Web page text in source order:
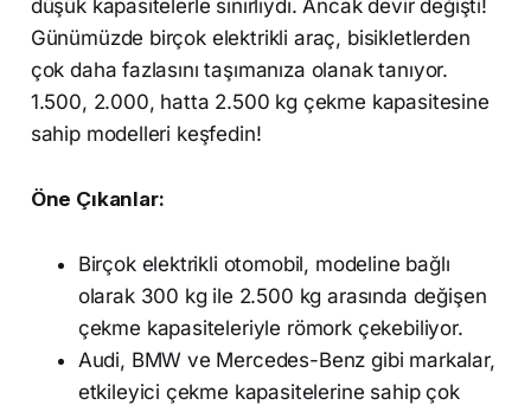
düşük kapasitelerle sınırlıydı. Ancak devir değişti!
Günümüzde birçok elektrikli araç, bisikletlerden
çok daha fazlasını taşımanıza olanak tanıyor.
1.500, 2.000, hatta 2.500 kg çekme kapasitesine
sahip modelleri keşfedin!
Öne Çıkanlar:
Birçok elektrikli otomobil, modeline bağlı
olarak 300 kg ile 2.500 kg arasında değişen
çekme kapasiteleriyle römork çekebiliyor.
Audi, BMW ve Mercedes-Benz gibi markalar,
etkileyici çekme kapasitelerine sahip çok